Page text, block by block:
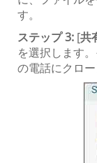
す。
ステップ 3: [共
を選択します
の電話にクロー